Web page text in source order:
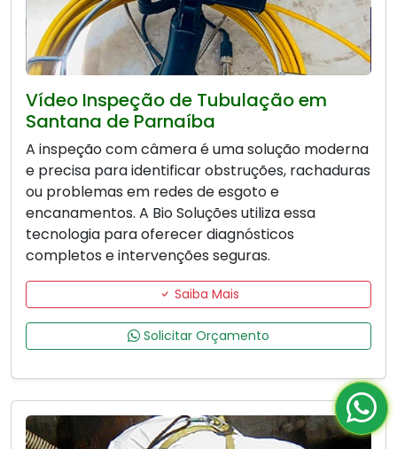
Vídeo Inspeção de Tubulação em
Santana de Parnaíba
A inspeção com câmera é uma solução moderna
e precisa para identificar obstruções, rachaduras
ou problemas em redes de esgoto e
encanamentos. A Bio Soluções utiliza essa
tecnologia para oferecer diagnósticos
completos e intervenções seguras.
Saiba Mais
Solicitar Orçamento